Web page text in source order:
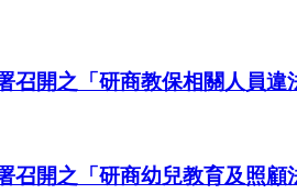
召開之「研商教保相關人員
召開之「研商幼兒教育及照